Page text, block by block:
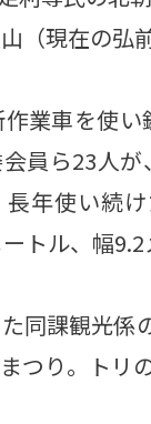
（現在の弘
業車を使い
員ら23人
年使い続
トル、幅
同課観光係
つり。トリ